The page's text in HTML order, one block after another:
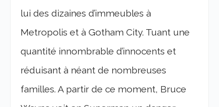
lui des dizaines d’immeubles à
Metropolis et à Gotham City. Tuant une
quantité innombrable d’innocents et
réduisant à néant de nombreuses
familles. A partir de ce moment, Bruce